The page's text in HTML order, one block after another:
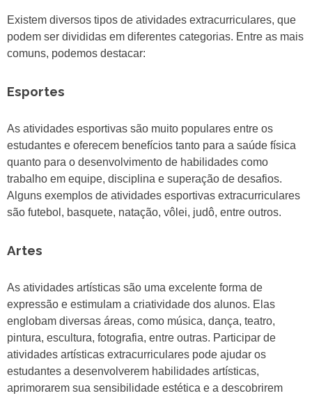
Existem diversos tipos de atividades extracurriculares, que
podem ser divididas em diferentes categorias. Entre as mais
comuns, podemos destacar:
Esportes
As atividades esportivas são muito populares entre os
estudantes e oferecem benefícios tanto para a saúde física
quanto para o desenvolvimento de habilidades como
trabalho em equipe, disciplina e superação de desafios.
Alguns exemplos de atividades esportivas extracurriculares
são futebol, basquete, natação, vôlei, judô, entre outros.
Artes
As atividades artísticas são uma excelente forma de
expressão e estimulam a criatividade dos alunos. Elas
englobam diversas áreas, como música, dança, teatro,
pintura, escultura, fotografia, entre outras. Participar de
atividades artísticas extracurriculares pode ajudar os
estudantes a desenvolverem habilidades artísticas,
aprimorarem sua sensibilidade estética e a descobrirem